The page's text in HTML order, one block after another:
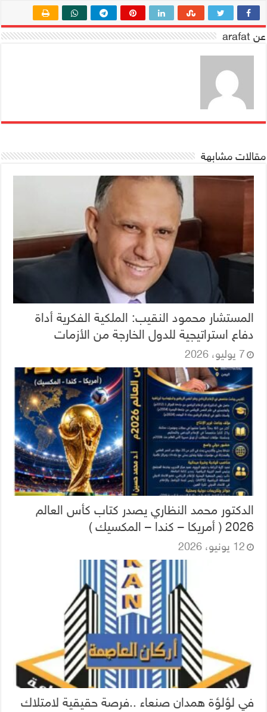
عن arafat
مقالات مشابهة
المستشار محمود النقيب: الملكية الفكرية أداة
دفاع استراتيجية للدول الخارجة من الأزمات
7 يوليو، 2026
الدكتور محمد النظاري يصدر كتاب كأس العالم
2026 ( أمريكا – كندا – المكسيك )
12 يونيو، 2026
في لؤلؤة همدان صنعاء ..فرصة حقيقية لامتلاك